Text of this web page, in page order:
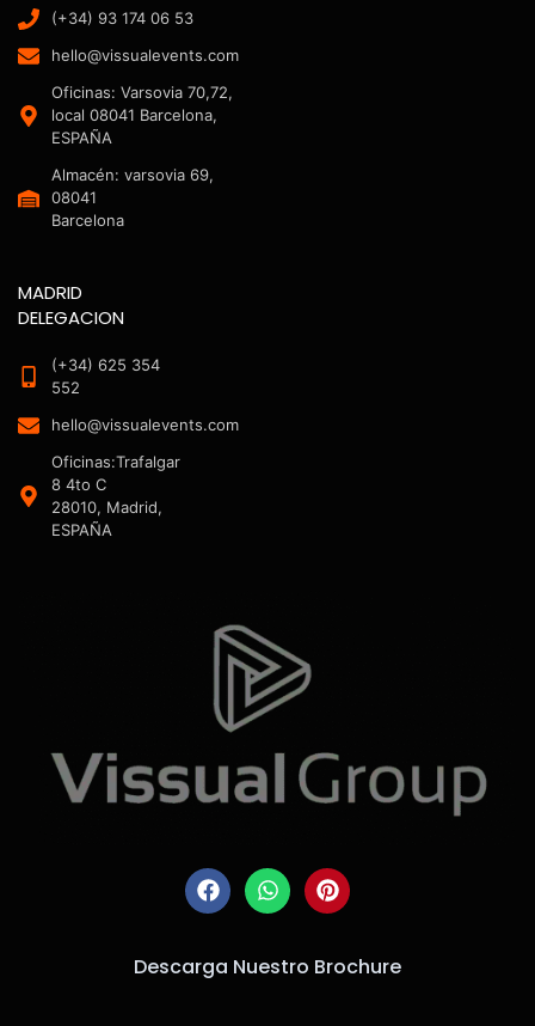
(+34) 93 174 06 53
hello@vissualevents.com
Oficinas: Varsovia 70,72,
local 08041 Barcelona,
ESPAÑA
Almacén: varsovia 69,
08041
Barcelona
MADRID
DELEGACION
(+34) 625 354
552
hello@vissualevents.com
Oficinas:Trafalgar
8 4to C
28010, Madrid,
ESPAÑA
Descarga Nuestro Brochure